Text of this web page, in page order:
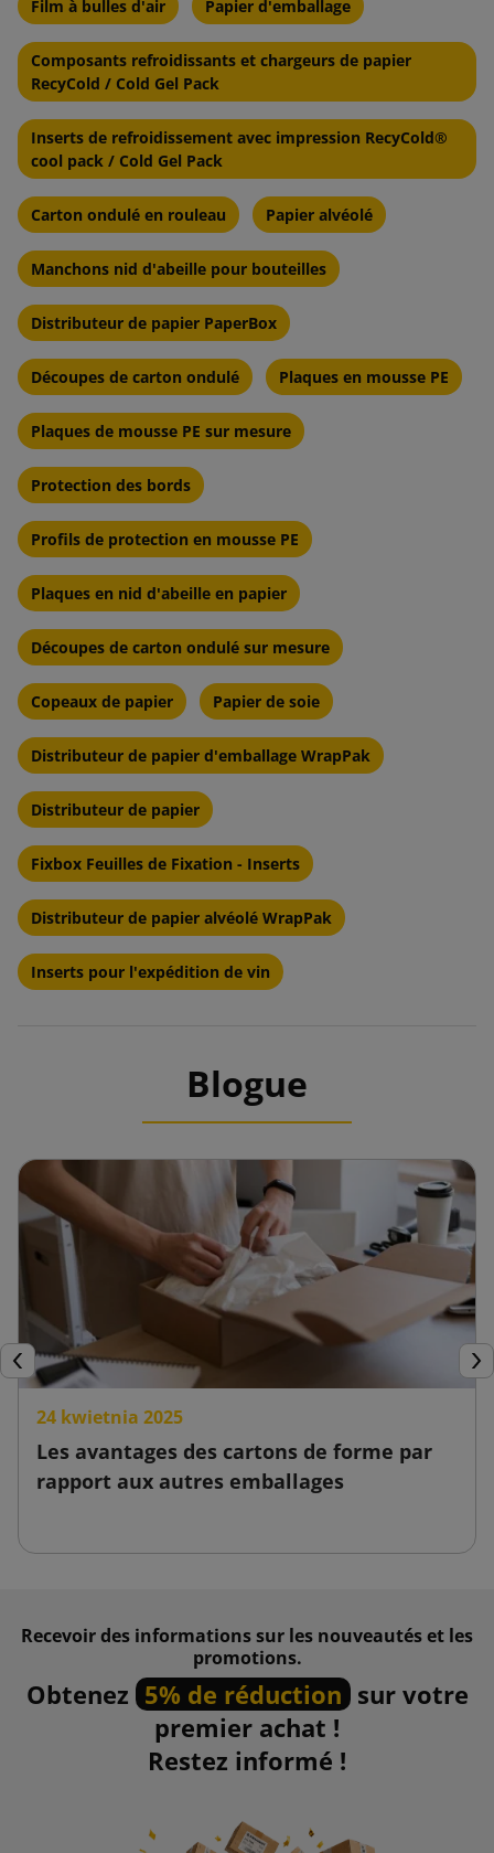
Film à bulles d'air Papier d'emballage
Composants refroidissants et chargeurs de papier
RecyCold / Cold Gel Pack
Inserts de refroidissement avec impression RecyCold®
cool pack / Cold Gel Pack
Carton ondulé en rouleau Papier alvéolé
Manchons nid d'abeille pour bouteilles
Distributeur de papier PaperBox
Découpes de carton ondulé Plaques en mousse PE
Plaques de mousse PE sur mesure
Protection des bords
Profils de protection en mousse PE
Plaques en nid d'abeille en papier
Découpes de carton ondulé sur mesure
Copeaux de papier Papier de soie
Distributeur de papier d'emballage WrapPak
Distributeur de papier
Fixbox Feuilles de Fixation - Inserts
Distributeur de papier alvéolé WrapPak
Inserts pour l'expédition de vin
Blogue
Précédent
24 kwietnia 2025
Les avantages des cartons de forme par
rapport aux autres emballages
Recevoir des informations sur les nouveautés et les
promotions.
Obtenez 5% de réduction sur votre
premier achat !
Restez informé !